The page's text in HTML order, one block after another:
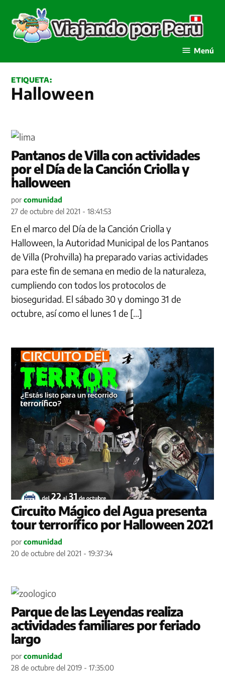
contenido
Menú
ETIQUETA:
Halloween
Pantanos de Villa con actividades
por el Día de la Canción Criolla y
halloween
por comunidad
27 de octubre del 2021 - 18:41:53
En el marco del Día de la Canción Criolla y
Halloween, la Autoridad Municipal de los Pantanos
de Villa (Prohvilla) ha preparado varias actividades
para este fin de semana en medio de la naturaleza,
cumpliendo con todos los protocolos de
bioseguridad. El sábado 30 y domingo 31 de
octubre, así como el lunes 1 de […]
Circuito Mágico del Agua presenta
tour terrorífico por Halloween 2021
por comunidad
20 de octubre del 2021 - 19:37:34
Parque de las Leyendas realiza
actividades familiares por feriado
largo
por comunidad
28 de octubre del 2019 - 17:35:00